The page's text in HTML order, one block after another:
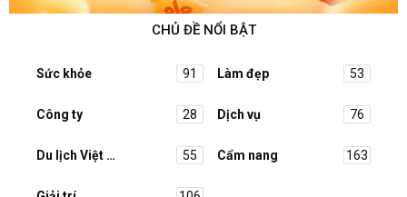
CHỦ ĐỀ NỔI BẬT
Sức khỏe 91 Làm đẹp 53
Công ty 28 Dịch vụ 76
Du lịch Việt Nam 55 Cẩm nang 163